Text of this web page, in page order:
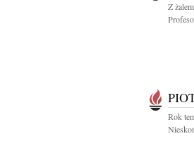
Z
Rok